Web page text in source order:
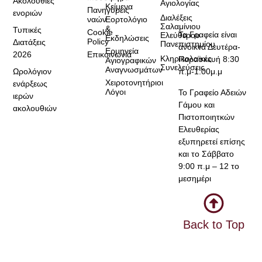
Τα Γραφεία είναι
ανοικτά Δευτέρα-
Παρασκευή 8:30
π.μ-1:00μ.μ
Το Γραφείο Αδειών
Γάμου και
Πιστοποιητκών
Ελευθερίας
εξυπηρετεί επίσης
και το Σάββατο
9:00 π.μ – 12 το
μεσημέρι
Back to Top
Πανηγύρεις
ναών
Cookie
Policy
Επικοινωνία
Κείμενα
Εορτολόγιο
&
Εκδηλώσεις
Ερμηνεία
Αγιογραφικών
Αναγνωσμάτων
Χειροτονητήριοι
Λόγοι
ενοριών
Τυπικές
Διατάξεις
2026
Ωρολόγιον
ενάρξεως
ιερών
ακολουθιών
Αγιολογίας
Διαλέξεις
Σαλαμίνιου
Ελεύθερου
Πανεπιστημίου
Κληρικολαϊκές
Συνελεύσεις